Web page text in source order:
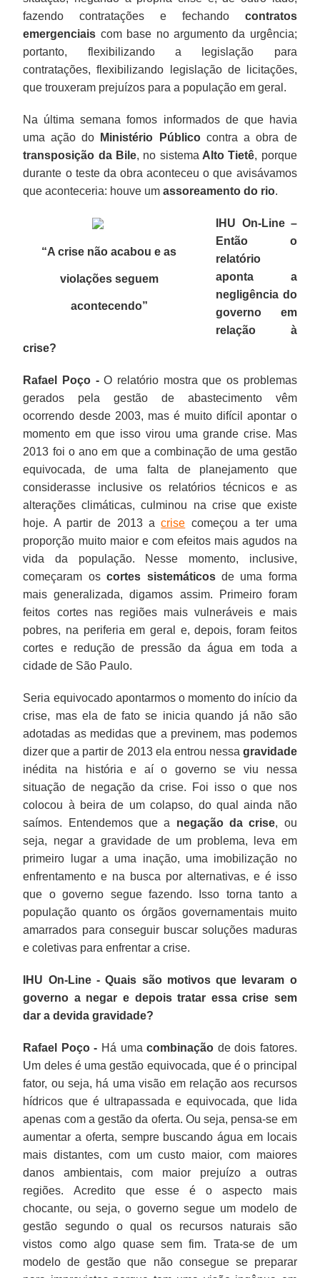
fazendo contratações e fechando contratos
emergenciais com base no argumento da urgência;
portanto, flexibilizando a legislação para
contratações, flexibilizando legislação de licitações,
que trouxeram prejuízos para a população em geral.
Na última semana fomos informados de que havia
uma ação do
Ministério Públicocontra a obra de
transposição da Bile, no sistema Alto Tietê, porque
durante o teste da obra aconteceu o que avisávamos
que aconteceria: houve umassoreamento do rio.
“A crise não acabou e as
violações seguem
acontecendo”
IHU On-Line –
Então o
relatório
aponta a
negligência do
governo em
relação à
crise?
Rafael Poço -O relatório mostra que os problemas
gerados pela gestão de abastecimento vêm
ocorrendo desde 2003, mas é muito difícil apontar o
momento em que isso virou uma grande crise. Mas
2013 foi o ano em que a combinação de uma gestão
equivocada, de uma falta de planejamento que
considerasse inclusive os relatórios técnicos e as
alterações climáticas, culminou na crise que existe
hoje. A partir de 2013 a crise começou a ter uma
proporção muito maior e com efeitos mais agudos na
vida da população. Nesse momento, inclusive,
começaram oscortes sistemáticosde uma forma
mais generalizada, digamos assim. Primeiro foram
feitos cortes nas regiões mais vulneráveis e mais
pobres, na periferia em geral e, depois, foram feitos
cortes e redução de pressão da água em toda a
cidade de São Paulo.
Seria equivocado apontarmos o momento do início da
crise, mas ela de fato se inicia quando já não são
adotadas as medidas que a previnem, mas podemos
dizer que a partir de 2013 ela entrou nessa gravidade
inédita na história e aí o governo se viu nessa
situação de negação da crise. Foi isso o que nos
colocou à beira de um colapso, do qual ainda não
saímos. Entendemos que a negação da crise, ou
seja, negar a gravidade de um problema, leva em
primeiro lugar a uma inação, uma imobilização no
enfrentamento e na busca por alternativas, e é isso
que o governo segue fazendo. Isso torna tanto a
população quanto os órgãos governamentais muito
amarrados para conseguir buscar soluções maduras
e coletivas para enfrentar a crise.
IHU On-Line - Quais são motivos que levaram o
governo a negar e depois tratar essa crise sem
dar a devida gravidade?
Rafael Poço - Há umacombinação de dois fatores.
Um deles é uma gestão equivocada, que é o principal
fator, ou seja, há uma visão em relação aos recursos
hídricos que é ultrapassada e equivocada, que lida
apenas com a gestão da oferta. Ou seja, pensa-se em
aumentar a oferta, sempre buscando água em locais
mais distantes, com um custo maior, com maiores
danos ambientais, com maior prejuízo a outras
regiões. Acredito que esse é o aspecto mais
chocante, ou seja, o governo segue um modelo de
gestão segundo o qual os recursos naturais são
vistos como algo quase sem fim. Trata-se de um
modelo de gestão que não consegue se preparar